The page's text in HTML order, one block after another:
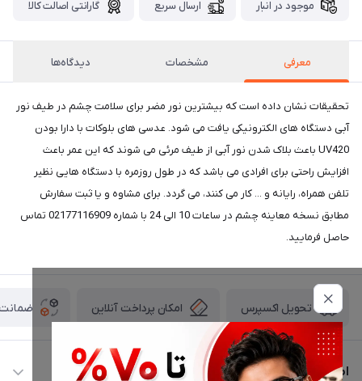
موجود در انبار ارسال سریع گارانتی اصالت کالا
معرفی مشخصات دیدگاه‌ها
تحقیقات نشان داده است که بیشترین نور مضر برای سلامت چشم در طیف نور
آبی دستگاه های الکترونیکی یافت می شود. عدسی های بلوکات با دارا بودن
UV420 باعث بلاک شدن نور آبی از طیف مرئی می شوند که این عمر باعث
افزایش راحتی برای افرادی می باشد که در طول روزمره با دستگاه هایی نظیر
تلفن همراه، رایانه و ... کار می کنند، می گردد. برای مشاوه و یا ثبت سفارش
مطابق نسخه معاینه چشم در ساعات 10 الی 24 با شماره 02177116909 تماس
حاصل فرمایید.
تحویل اکسپرس امکان پرداخت آنلاین ضمانت
اطلاعات تماس